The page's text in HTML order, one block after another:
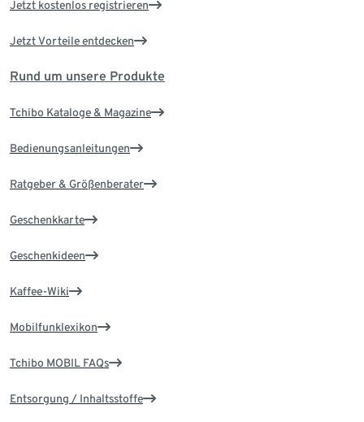
Jetzt kostenlos registrieren
Jetzt Vorteile entdecken
Rund um unsere Produkte
Tchibo Kataloge & Magazine
Bedienungsanleitungen
Ratgeber & Größenberater
Geschenkkarte
Geschenkideen
Kaffee-Wiki
Mobilfunklexikon
Tchibo MOBIL FAQs
Entsorgung / Inhaltsstoffe